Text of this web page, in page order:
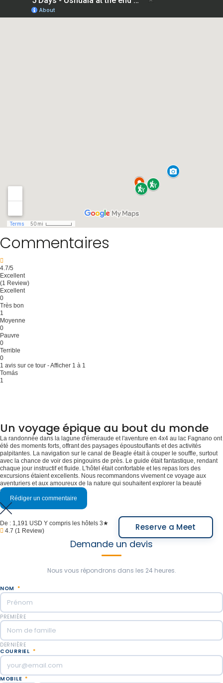
Commentaires
4.7/5
Excellent
(1 Review)
Excellent
0
Très bon
1
Moyenne
0
Pauvre
0
Terrible
0
1 avis sur ce tour - Afficher 1 à 1
Tomás
1
Un voyage épique au bout du monde
La randonnée dans la lagune d'émeraude et l'aventure en 4x4 au lac Fagnano ont
été des moments forts, offrant des paysages époustouflants et des activités
palpitantes. La navigation sur le canal de Beagle était à couper le souffle, surtout
avec la chance de voir des pingouins de près. Le guide était fantastique, rendant
chaque jour instructif et fluide. L'hôtel était confortable et les repas lors des
excursions étaient excellents. Nous recommandons vivement ce voyage aux
aventuriers et aux amoureux de la nature qui souhaitent explorer la beauté
sauvage de la Patagonie.
Rédiger un commentaire
De : 1,191 USD Y compris les hôtels 3★
4.7 (1 Review) Reserve a Meet
Demande un devis
Nous vous répondrons dans les 24 heures.
NOM *
PREMIÈRE
DERNIÈRE
COURRIEL *
MOBILE *